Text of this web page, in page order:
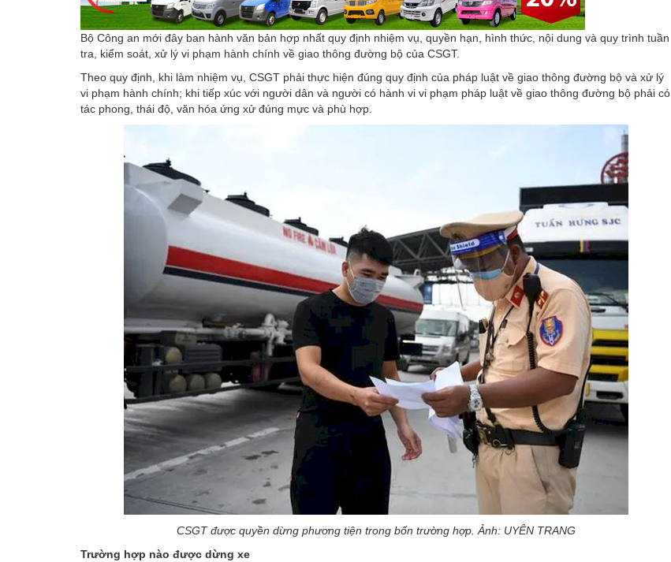
Bộ Công an mới đây ban hành văn bản hợp nhất quy định nhiệm vụ, quyền hạn, hình thức, nội dung và quy trình tuần
tra, kiểm soát, xử lý vi phạm hành chính về giao thông đường bộ của CSGT.
Theo quy định, khi làm nhiệm vụ, CSGT phải thực hiện đúng quy định của pháp luật về giao thông đường bộ và xử lý
vi phạm hành chính; khi tiếp xúc với người dân và người có hành vi vi phạm pháp luật về giao thông đường bộ phải có
tác phong, thái độ, văn hóa ứng xử đúng mực và phù hợp.
CSGT được quyền dừng phương tiện trong bốn trường hợp. Ảnh: UYÊN TRANG
Trường hợp nào được dừng xe